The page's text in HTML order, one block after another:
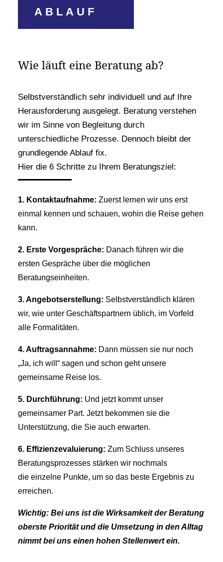
ABLAUF
Wie läuft eine Beratung ab?
Selbstverständlich sehr individuell und auf Ihre
Herausforderung ausgelegt. Beratung verstehen
wir im Sinne von Begleitung durch
unterschiedliche Prozesse. Dennoch bleibt der
grundlegende Ablauf fix.
Hier die 6 Schritte zu Ihrem Beratungsziel:
1. Kontaktaufnahme: Zuerst lernen wir uns erst
einmal kennen und schauen, wohin die Reise gehen
kann.
2. Erste Vorgespräche: Danach führen wir die
ersten Gespräche über die möglichen
Beratungseinheiten.
3. Angebotserstellung: Selbstverständlich klären
wir, wie unter Geschäftspartnern üblich, im Vorfeld
alle Formalitäten.
4. Auftragsannahme: Dann müssen sie nur noch
„Ja, ich will“ sagen und schon geht unsere
gemeinsame Reise los.
5. Durchführung: Und jetzt kommt unser
gemeinsamer Part. Jetzt bekommen sie die
Unterstützung, die Sie auch erwarten.
6. Effizienzevaluierung: Zum Schluss unseres
Beratungsprozesses stärken wir nochmals
die einzelne Punkte, um so das beste Ergebnis zu
erreichen.
Wichtig: Bei uns ist die Wirksamkeit der Beratung
oberste Priorität und die Umsetzung in den Alltag
nimmt bei uns einen hohen Stellenwert ein.